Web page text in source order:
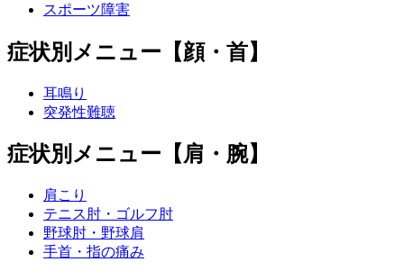
スポーツ障害
症状別メニュー【顔・首】
耳鳴り
突発性難聴
症状別メニュー【肩・腕】
肩こり
テニス肘・ゴルフ肘
野球肘・野球肩
手首・指の痛み